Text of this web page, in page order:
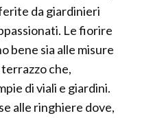
da giardinieri
Le fiorire
bene sia alle misure
che,
di viali e giardini.
alle ringhiere dove,